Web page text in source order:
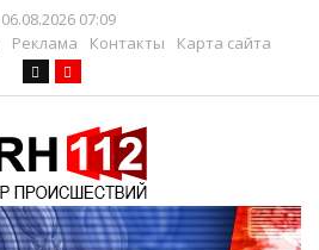
06.08.2026 07:09
Реклама Контакты Карта сайта